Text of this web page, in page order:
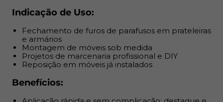
alinhado às exigências do cliente final
Sua aplicação é super prática: possuiadesivo
autocolante no verso , basta destacar da cartela e
aplicar diretamente sobre o furo. Nada de ferramentas,
nada de bagunça. Ele fixa de forma firme e estável,
mantendo o acabamento mesmo com o tempo e o uso
contínuo.
Indicação de Uso:
Fechamento de furos de parafusos em prateleiras
e armários
Montagem de móveis sob medida
Projetos de marcenaria profissional e DIY
Reposição em móveis já instalados
Benefícios: